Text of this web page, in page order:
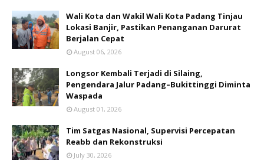
Wali Kota dan Wakil Wali Kota Padang Tinjau
Lokasi Banjir, Pastikan Penanganan Darurat
Berjalan Cepat
August 06, 2026
Longsor Kembali Terjadi di Silaing,
Pengendara Jalur Padang–Bukittinggi Diminta
Waspada
August 01, 2026
Tim Satgas Nasional, Supervisi Percepatan
Reabb dan Rekonstruksi
July 30, 2026